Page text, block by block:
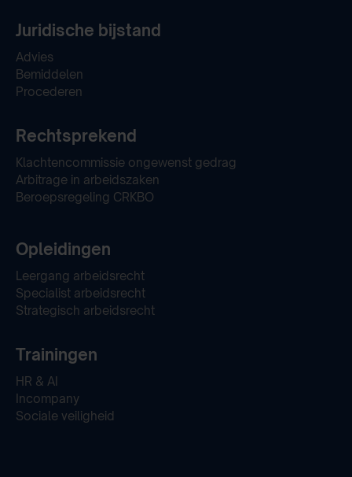
Juridische bijstand
Advies
Bemiddelen
Procederen
Rechtsprekend
Klachtencommissie ongewenst gedrag
Arbitrage in arbeidszaken
Beroepsregeling CRKBO
Opleidingen
Leergang arbeidsrecht
Specialist arbeidsrecht
Strategisch arbeidsrecht
Trainingen
HR & AI
Incompany
Sociale veiligheid